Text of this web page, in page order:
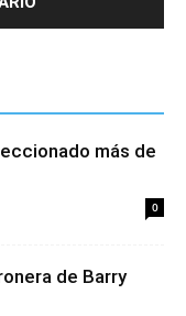
más de
0
de Barry